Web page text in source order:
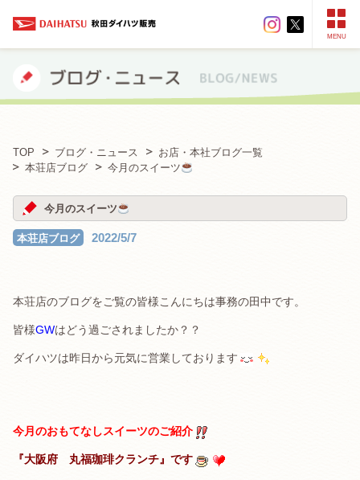
MENU
TOP ブログ・ニュース
お店・本社ブログ一覧
本荘店ブログ
今月のスイーツ
今月のスイーツ
本荘店ブログ 2022/5/7
本荘店のブログをご覧の皆様こんにちは事務の田中です。
皆様GWはどう過ごされましたか？？
ダイハツは昨日から元気に営業しております
今月のおもてなしスイーツのご紹介
『大阪府 丸福珈琲クランチ』です